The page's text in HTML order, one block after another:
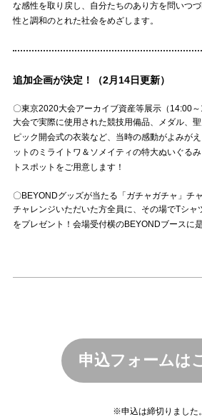
な感性を取り戻し、自分たちのあり方を問いつ
性と調和のとれた社会をめざします。
追加企画が決定！（2月14日更新）
〇東京2020大会アーカイブ資産等展示（14:00～
大会で実際に使用された競技用備品、メダル、
ピック開会式の衣装など、当時の感動がよみが
ットのミライトワ＆ソメイティの特大ぬいぐる
トスポットをご用意します！
〇BEYONDグッズが当たる「ガチャガチャ」チ
チャレンジいただいた方全員に、その場でTシャ
をプレゼント！会場受付横のBEYONDブースに
申込フォームは
※申込は締切りました。